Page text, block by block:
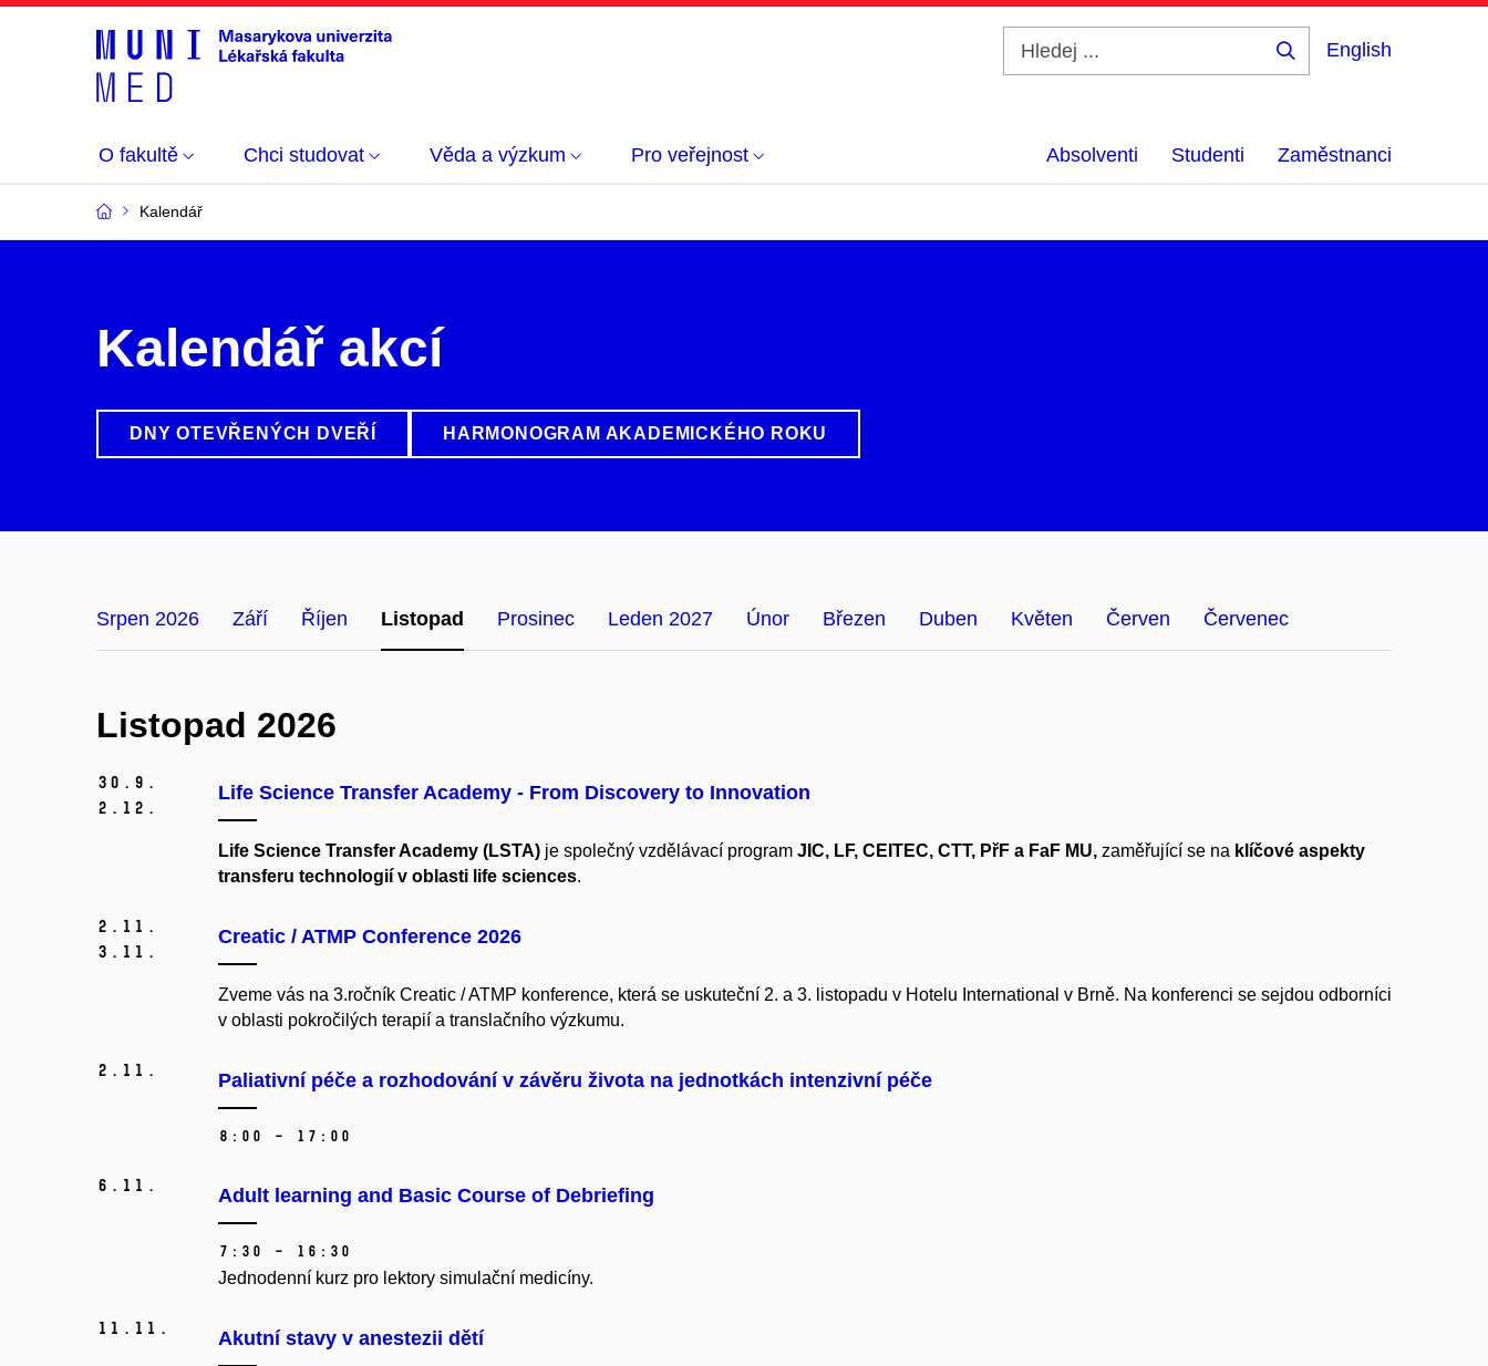
English
O fakultě Chci studovat Věda a výzkum Pro veřejnost Absolventi Studenti Zaměstnanci
Kalendář
Kalendář akcí
DNY OTEVŘENÝCH DVEŘÍ HARMONOGRAM AKADEMICKÉHO ROKU
Srpen 2026 Září Říjen Listopad Prosinec Leden 2027 Únor Březen Duben Květen Červen Červenec
Listopad 2026
30. 9.
2. 12.
Life Science Transfer Academy - From Discovery to Innovation
Life Science Transfer Academy (LSTA) je společný vzdělávací program JIC, LF, CEITEC, CTT, PřF a FaF MU, zaměřující se na klíčové aspekty
transferu technologií v oblasti life sciences.
2. 11.
3. 11.
Creatic / ATMP Conference 2026
Zveme vás na 3.ročník Creatic / ATMP konference, která se uskuteční 2. a 3. listopadu v Hotelu International v Brně. Na konferenci se sejdou odborníci
v oblasti pokročilých terapií a translačního výzkumu.
2. 11. Paliativní péče a rozhodování v závěru života na jednotkách intenzivní péče
8:00 – 17:00
6. 11. Adult learning and Basic Course of Debriefing
7:30 – 16:30
Jednodenní kurz pro lektory simulační medicíny.
11. 11. Akutní stavy v anestezii dětí